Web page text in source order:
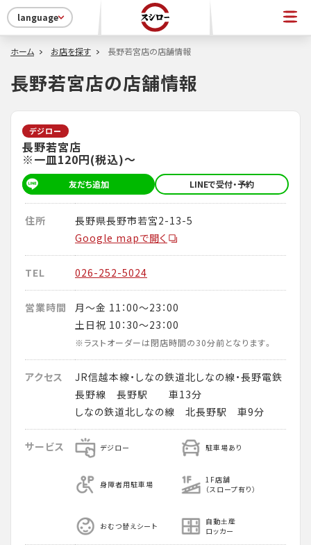
language
ホーム お店を探す 長野若宮店の店舗情報
長野若宮店の店舗情報
デジロー
長野若宮店
※一皿120円(税込)～
友だち追加 LINEで受付・予約
住所
長野県長野市若宮2-13-5
Google mapで開く
TEL 026-252-5024
営業時間
月～金 11：00～23：00
土日祝 10：30～23：00
※ラストオーダーは閉店時間の30分前となります。
アクセス
JR信越本線・しなの鉄道北しなの線・長野電鉄
長野線 長野駅 車13分
しなの鉄道北しなの線 北長野駅 車9分
サービス デジロー 駐車場あり
身障者用駐車場
1F店舗
（スロープ有り）
おむつ替えシート
自動土産
ロッカー